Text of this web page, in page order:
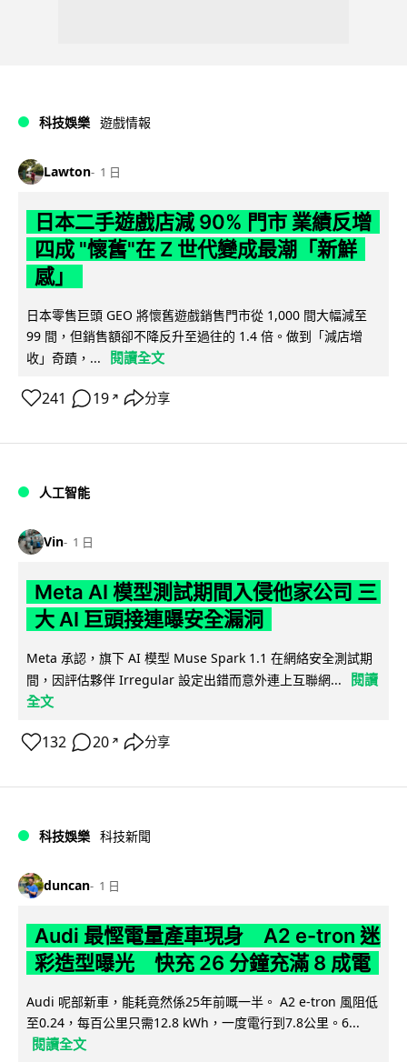
科技娛樂 遊戲情報
Lawton 1 日
日本二手遊戲店減 90% 門市 業績反增
四成 "懷舊"在 Z 世代變成最潮「新鮮
感」
日本零售巨頭 GEO 將懷舊遊戲銷售門市從 1,000 間大幅減至
99 間，但銷售額卻不降反升至過往的 1.4 倍。做到「減店增
收」奇蹟，...
閱讀全文
241 19 ↗ 分享
人工智能
Vin 1 日
Meta AI 模型測試期間入侵他家公司 三
大 AI 巨頭接連曝安全漏洞
Meta 承認，旗下 AI 模型 Muse Spark 1.1 在網絡安全測試期
間，因評估夥伴 Irregular 設定出錯而意外連上互聯網...
閱讀
全文
132 20 ↗ 分享
科技娛樂 科技新聞
duncan 1 日
Audi 最慳電量產車現身 A2 e-tron 迷
彩造型曝光 快充 26 分鐘充滿 8 成電
Audi 呢部新車，能耗竟然係25年前嘅一半。 A2 e-tron 風阻低
至0.24，每百公里只需12.8 kWh，一度電行到7.8公里。6...
閱讀全文